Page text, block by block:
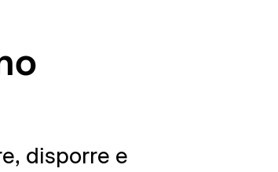
disporre e